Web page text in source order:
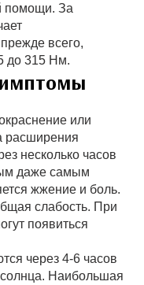
помощи. За
всего,
до 315 Нм.
или
расширения
несколько часов
даже самым
жжение и боль.
слабость. При
появиться
через 4-6 часов
солнца. Наибольшая